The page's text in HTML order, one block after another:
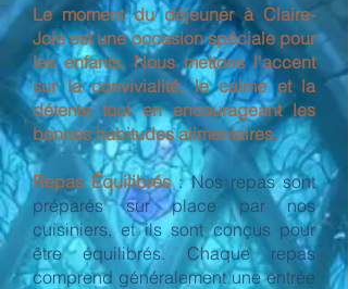
Le moment du déjeuner à Claire-
Joie est une occasion spéciale pour
les enfants. Nous mettons l'accent
sur la convivialité, le calme et la
détente tout en encourageant les
bonnes habitudes alimentaires.​
Repas Équilibrés: Nos repas sont
préparés sur place par nos
cuisiniers, et ils sont conçus pour
être équilibrés. Chaque repas
comprend généralement une entrée